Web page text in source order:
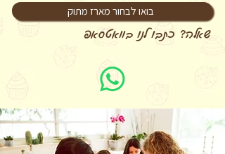
בואו לבחור מארז מתוק
שאלה? כתבו לנו בוואטסאפ